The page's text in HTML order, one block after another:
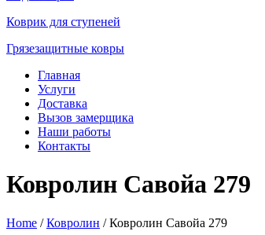
Коврик для ступеней
Грязезащитные ковры
Главная
Услуги
Доставка
Вызов замерщика
Наши работы
Контакты
Ковролин Савойа 279
Home /Ковролин / Ковролин Савойа 279